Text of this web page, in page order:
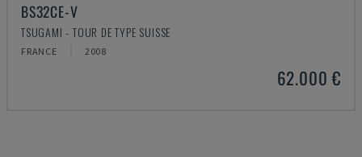
BS32CE-V
TSUGAMI - TOUR DE TYPE SUISSE
FRANCE 2008
62.000 €